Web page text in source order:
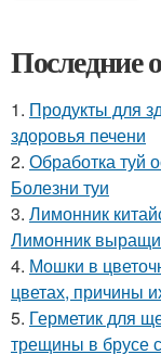
Последние
1. Продукты для
здоровья печени
2. Обработка туй
Болезни туи
3. Лимонник
Лимонник
4. Мошки в
цветах, причины
5. Герметик для
трещины в брусе